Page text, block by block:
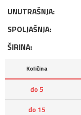
UNUTRAŠNJA:
SPOLJAŠNJA:
ŠIRINA:
Količina
do 5
do 15